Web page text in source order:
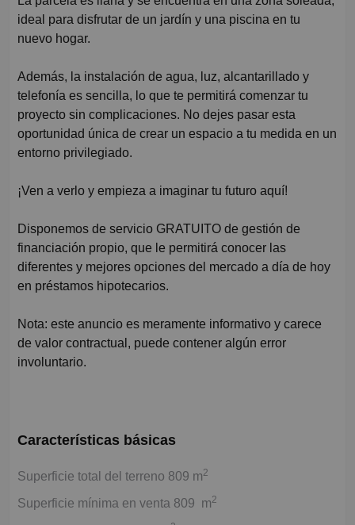
ideal para disfrutar de un jardín y una piscina en tu
nuevo hogar.
Además, la instalación de agua, luz, alcantarillado y
telefonía es sencilla, lo que te permitirá comenzar tu
proyecto sin complicaciones. No dejes pasar esta
oportunidad única de crear un espacio a tu medida en un
entorno privilegiado.
¡Ven a verlo y empieza a imaginar tu futuro aquí!
Disponemos de servicio GRATUITO de gestión de
financiación propio, que le permitirá conocer las
diferentes y mejores opciones del mercado a día de hoy
en préstamos hipotecarios.
Nota: este anuncio es meramente informativo y carece
de valor contractual, puede contener algún error
involuntario.
Características básicas
Superficie total del terreno 809 m2
Superficie mínima en venta 809 m2